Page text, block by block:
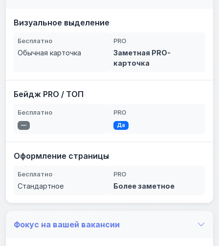
Визуальное выделение
Бесплатно
Обычная карточка
PRO
Заметная PRO-
карточка
Бейдж PRO / ТОП
Бесплатно
—
PRO
Да
Оформление страницы
Бесплатно
Стандартное
PRO
Более заметное
Фокус на вашей вакансии